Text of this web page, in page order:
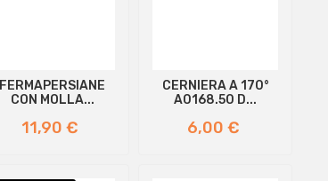
FERMAPERSIANE
CON MOLLA...
Prezzo
11,90 €
CERNIERA A 170°
A0168.50 D...
Prezzo
6,00 €